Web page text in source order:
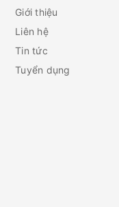
Giới thiệu
Liên hệ
Tin tức
Tuyển dụng